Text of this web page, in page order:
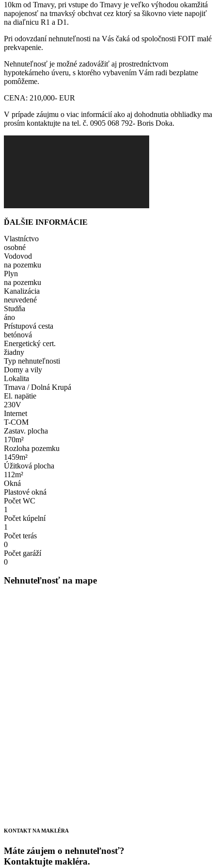
10km od Trnavy, pri vstupe do Trnavy je veľko výhodou okamžitá
napojenosť na trnavksý obchvat cez ktorý sa šikovno viete napojiť
na diaľnicu R1 a D1.
Pri odovzdaní nehnuteľnosti na Vás čaká od spoločnosti FOIT malé
prekvapenie.
Nehnuteľnosť je možné zadovážiť aj prostredníctvom
hypotekárneho úveru, s ktorého vybavením Vám radi bezplatne
pomôžeme.
CENA: 210,000- EUR
V prípade záujmu o viac informácií ako aj dohodnutia obhliadky ma
prosím kontaktujte na tel. č. 0905 068 792- Boris Doka.
ĎALŠIE INFORMÁCIE
Vlastníctvo
osobné
Vodovod
na pozemku
Plyn
na pozemku
Kanalizácia
neuvedené
Studňa
áno
Prístupová cesta
betónová
Energetický cert.
žiadny
Typ nehnuteľnosti
Domy a vily
Lokalita
Trnava / Dolná Krupá
El. napätie
230V
Internet
T-COM
Zastav. plocha
170m²
Rozloha pozemku
1459m²
Úžitková plocha
112m²
Okná
Plastové okná
Počet WC
1
Počet kúpelní
1
Počet terás
0
Počet garáží
0
Nehnuteľnosť na mape
KONTAKT NA MAKLÉRA
Máte záujem o nehnuteľnosť?
Kontaktujte makléra.